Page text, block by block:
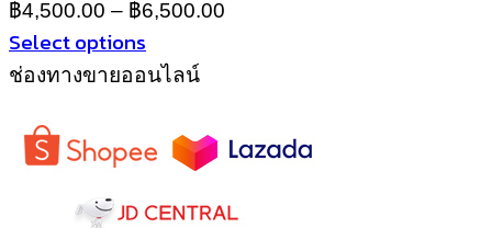
chosen
on
the
page
฿4,500.00 – ฿6,500.00
Select options
This
multiple
variants.
options
ช่องทางขายออนไลน์